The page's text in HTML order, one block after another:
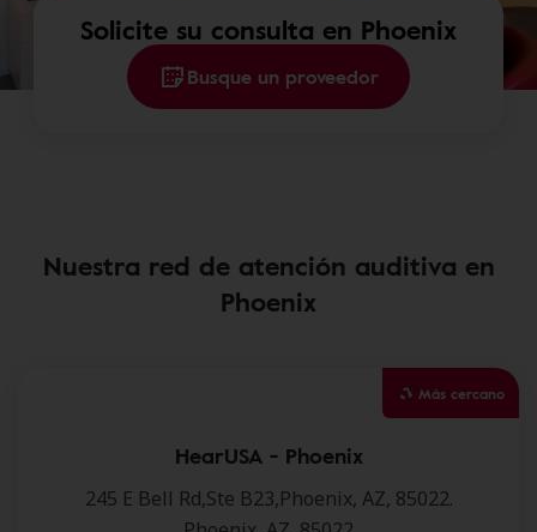
Solicite su consulta en Phoenix
Busque un proveedor
Nuestra red de atención auditiva en
Phoenix
Más cercano
HearUSA - Phoenix
245 E Bell Rd,Ste B23,Phoenix, AZ, 85022.